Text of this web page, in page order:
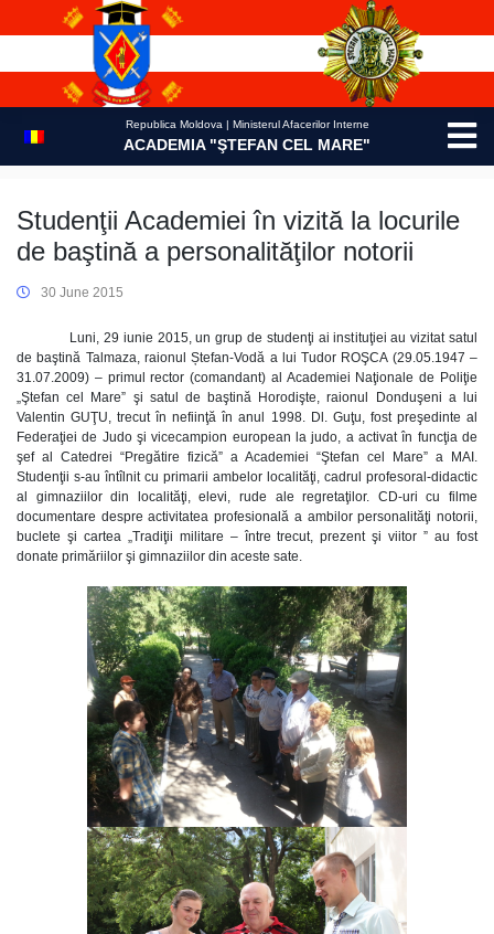
Republica Moldova | Ministerul Afacerilor Interne
ACADEMIA "ŞTEFAN CEL MARE"
Studenţii Academiei în vizită la locurile
de baştină a personalităţilor notorii
30 June 2015
Luni, 29 iunie 2015, un grup de studenţi ai instituţiei au vizitat satul
de baştină Talmaza, raionul Ștefan-Vodă a lui Tudor ROŞCA (29.05.1947 –
31.07.2009) – primul rector (comandant) al Academiei Naţionale de Poliţie
„Ştefan cel Mare” şi satul de baştină Horodişte, raionul Donduşeni a lui
Valentin GUŢU, trecut în nefiinţă în anul 1998. Dl. Guţu, fost preşedinte al
Federaţiei de Judo şi vicecampion european la judo, a activat în funcţia de
şef al Catedrei “Pregătire fizică” a Academiei “Ştefan cel Mare” a MAI.
Studenţii s-au întîlnit cu primarii ambelor localităţi, cadrul profesoral-didactic
al gimnaziilor din localităţi, elevi, rude ale regretaţilor. CD-uri cu filme
documentare despre activitatea profesională a ambilor personalităţi notorii,
buclete şi cartea „Tradiţii militare – între trecut, prezent şi viitor ” au fost
donate primăriilor şi gimnaziilor din aceste sate.